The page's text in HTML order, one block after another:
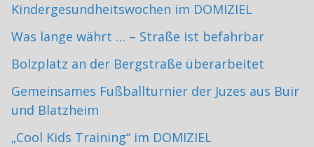
Kindergesundheitswochen im DOMIZIEL
Was lange währt … – Straße ist befahrbar
Bolzplatz an der Bergstraße überarbeitet
Gemeinsames Fußballturnier der Juzes aus Buir
und Blatzheim
„Cool Kids Training“ im DOMIZIEL